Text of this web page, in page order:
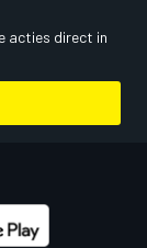
acties direct in